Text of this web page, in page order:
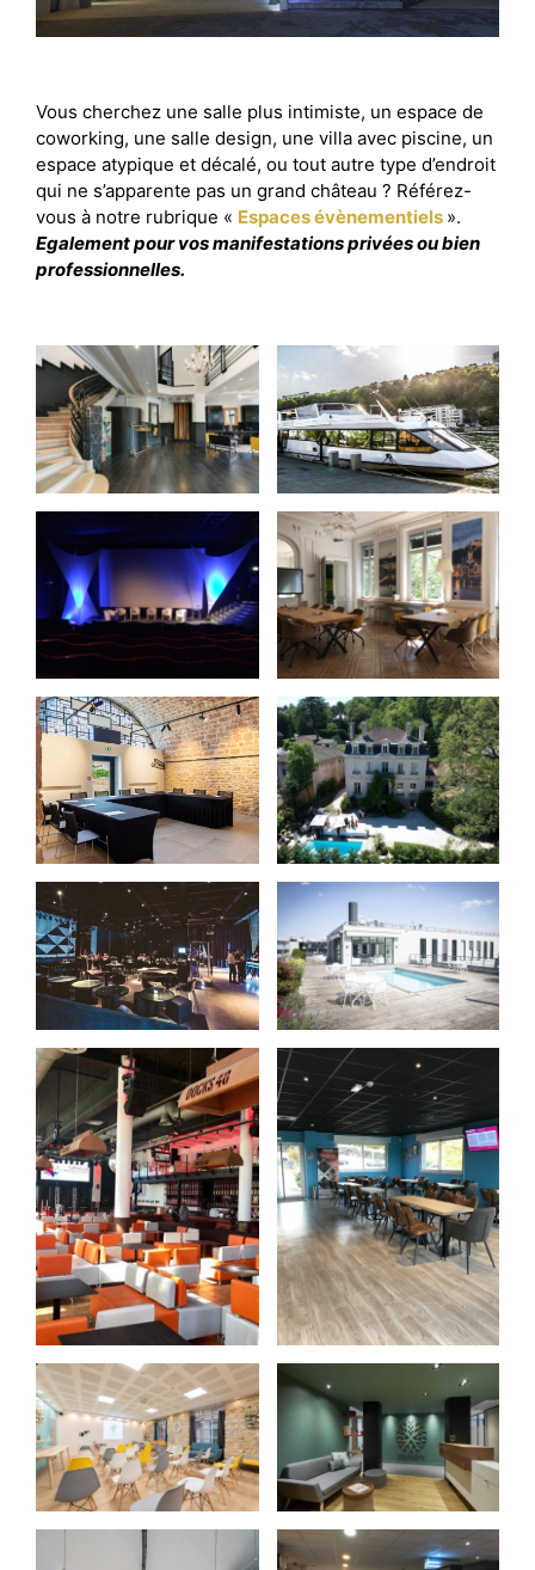
Vous cherchez une salle plus intimiste, un espace de
coworking, une salle design, une villa avec piscine, un
espace atypique et décalé, ou tout autre type d’endroit
qui ne s’apparente pas un grand château ? Référez-
vous à notre rubrique « Espaces évènementiels ».
Egalement pour vos manifestations privées ou bien
professionnelles.